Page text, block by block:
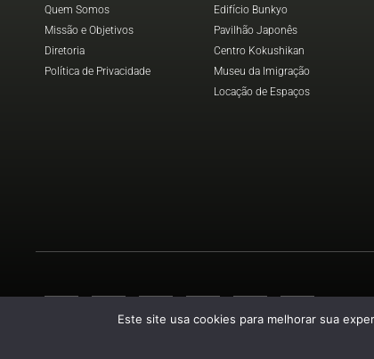
Quem Somos
Missão e Objetivos
Diretoria
Política de Privacidade
Edifício Bunkyo
Pavilhão Japonês
Centro Kokushikan
Museu da Imigração
Locação de Espaços
Este site usa cookies para melhorar sua